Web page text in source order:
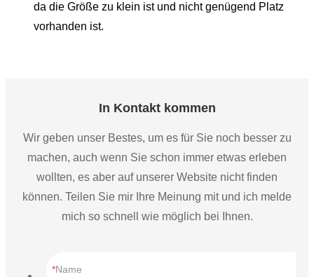
da die Größe zu klein ist und nicht genügend Platz
vorhanden ist.
In Kontakt kommen
Wir geben unser Bestes, um es für Sie noch besser zu
machen, auch wenn Sie schon immer etwas erleben
wollten, es aber auf unserer Website nicht finden
können. Teilen Sie mir Ihre Meinung mit und ich melde
mich so schnell wie möglich bei Ihnen.
Name